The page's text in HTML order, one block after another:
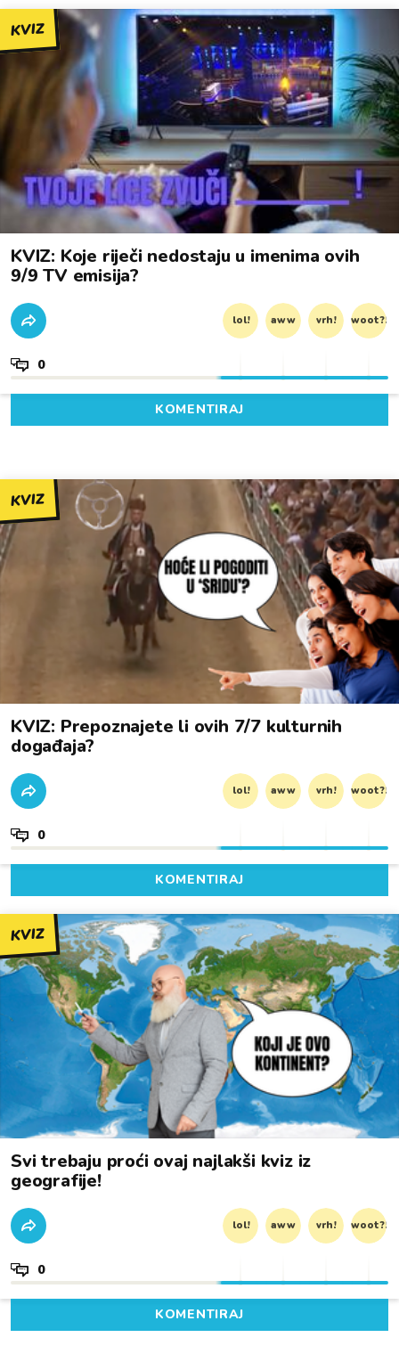
KVIZ
KVIZ: Koje riječi nedostaju u imenima ovih
9/9 TV emisija?
lol! aww vrh! woot?!
0
KOMENTIRAJ
KVIZ
KVIZ: Prepoznajete li ovih 7/7 kulturnih
događaja?
lol! aww vrh! woot?!
0
KOMENTIRAJ
KVIZ
Svi trebaju proći ovaj najlakši kviz iz
geografije!
lol! aww vrh! woot?!
0
KOMENTIRAJ